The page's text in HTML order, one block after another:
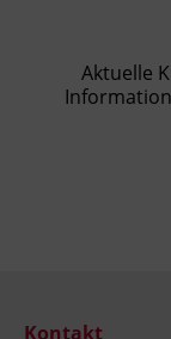
Aktuelle
Kontakt